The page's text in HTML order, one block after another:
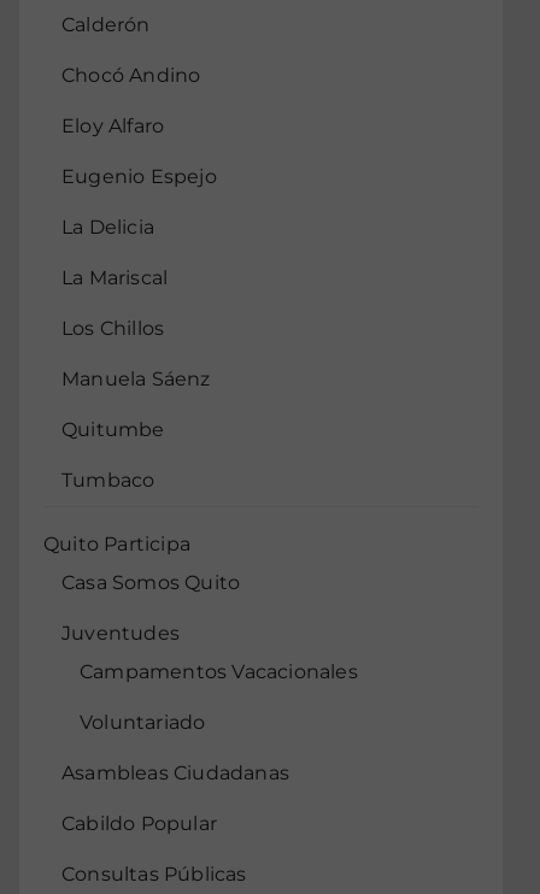
Calderón
Chocó Andino
Eloy Alfaro
Eugenio Espejo
La Delicia
La Mariscal
Los Chillos
Manuela Sáenz
Quitumbe
Tumbaco
Quito Participa
Casa Somos Quito
Juventudes
Campamentos Vacacionales
Voluntariado
Asambleas Ciudadanas
Cabildo Popular
Consultas Públicas